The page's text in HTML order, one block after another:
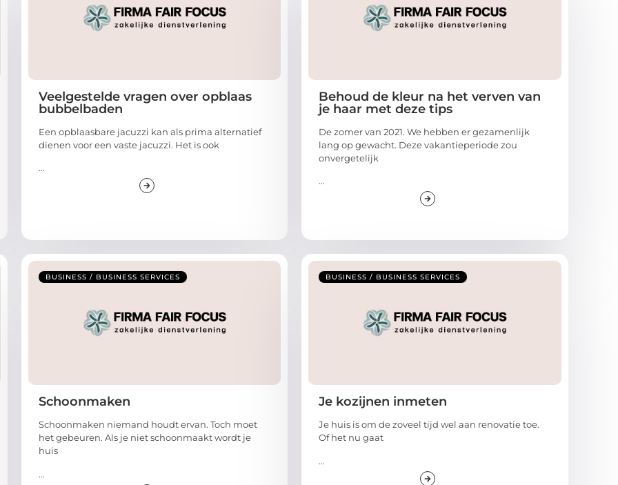
Veelgestelde vragen over opblaas
bubbelbaden
Een opblaasbare jacuzzi kan als prima alternatief
dienen voor een vaste jacuzzi. Het is ook
...
Behoud de kleur na het verven van
je haar met deze tips
De zomer van 2021. We hebben er gezamenlijk
lang op gewacht. Deze vakantieperiode zou
onvergetelijk
...
BUSINESS / BUSINESS SERVICES
Schoonmaken
Schoonmaken niemand houdt ervan. Toch moet
het gebeuren. Als je niet schoonmaakt wordt je
huis
...
BUSINESS / BUSINESS SERVICES
Je kozijnen inmeten
Je huis is om de zoveel tijd wel aan renovatie toe.
Of het nu gaat
...